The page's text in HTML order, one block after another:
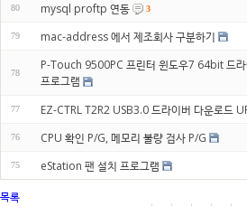
80 mysql proftp 연동 3
79 mac-address 에서 제조회사 구분하기
78
P-Touch 9500PC 프린터 윈도우7 64bit 드라
프로그램
77 EZ-CTRL T2R2 USB3.0 드라이버 다운로드
76 CPU 확인 P/G, 메모리 불량 검사 P/G
75 eStation 팬 설치 프로그램
목록